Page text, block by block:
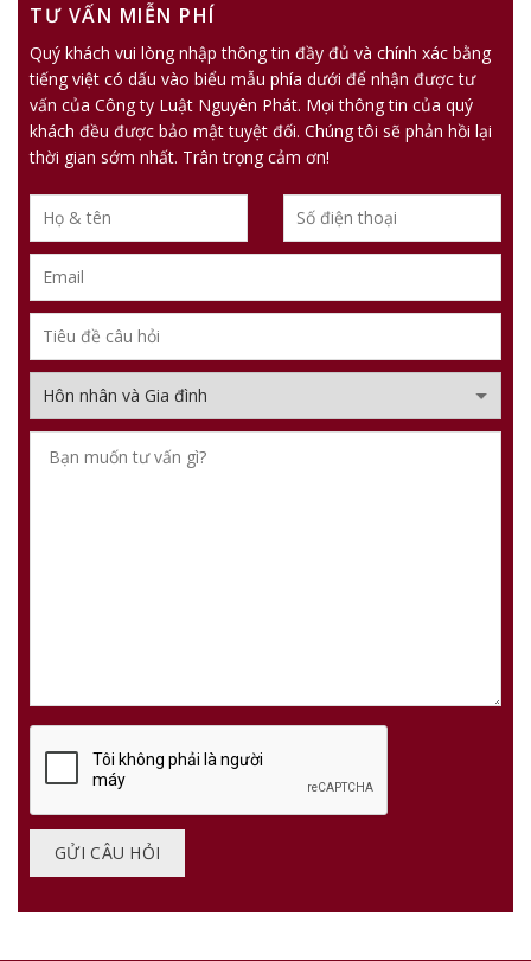
TƯ VẤN MIỄN PHÍ
Quý khách vui lòng nhập thông tin đầy đủ và chính xác bằng
tiếng việt có dấu vào biểu mẫu phía dưới để nhận được tư
vấn của Công ty Luật Nguyên Phát. Mọi thông tin của quý
khách đều được bảo mật tuyệt đối. Chúng tôi sẽ phản hồi lại
thời gian sớm nhất. Trân trọng cảm ơn!